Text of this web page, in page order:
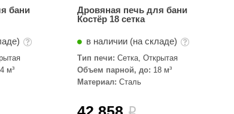
бани
м³
Дровяная печь для бани
Костёр 18 сетка
в наличии (на складе)
Тип печи: Сетка, Открытая
Объем парной, до: 18 м³
Материал: Сталь
i